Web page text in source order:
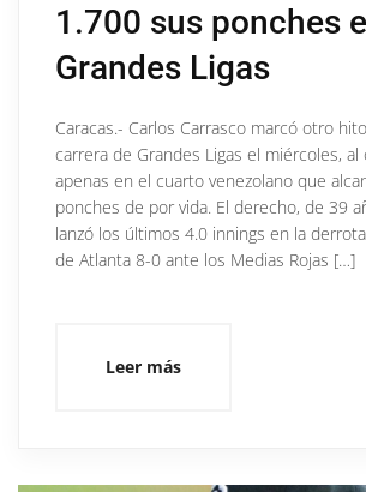
1.700 sus ponches
Grandes Ligas
Caracas.- Carlos Carrasco marcó otro
carrera de Grandes Ligas el miércoles, al
apenas en el cuarto venezolano que
ponches de por vida. El derecho, de 39
lanzó los últimos 4.0 innings en la
de Atlanta 8-0 ante los Medias Rojas […]
Leer más